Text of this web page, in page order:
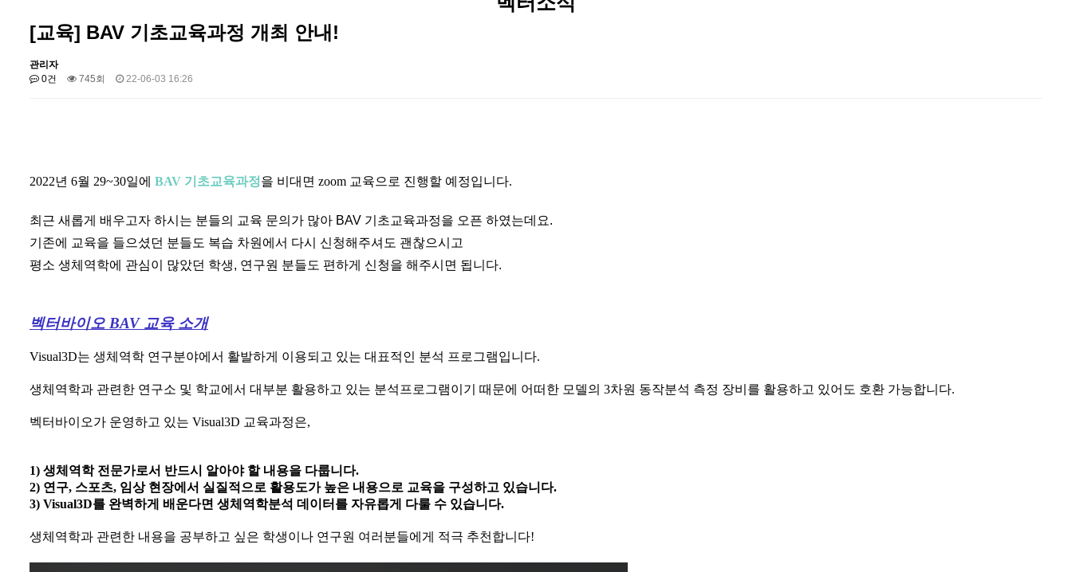
[교육] BAV 기초교육과정 개최 안내!
관리자
0건
745회 22-06-03 16:26
2022년 6월 29~30일에 BAV 기초교육과정을 비대면 zoom 교육으로 진행할 예정입니다.
최근 새롭게 배우고자 하시는 분들의 교육 문의가 많아 BAV 기초교육과정을 오픈 하였는데요.
기존에 교육을 들으셨던 분들도 복습 차원에서 다시 신청해주셔도 괜찮으시고
평소 생체역학에 관심이 많았던 학생, 연구원 분들도 편하게 신청을 해주시면 됩니다.
벡터바이오 BAV 교육 소개
Visual3D는 생체역학 연구분야에서 활발하게 이용되고 있는 대표적인 분석 프로그램입니다.
생체역학과 관련한 연구소 및 학교에서 대부분 활용하고 있는 분석프로그램이기 때문에 어떠한 모델의 3차원 동작분석 측정 장비를 활용하고 있어도 호환 가능합니다.
벡터바이오가 운영하고 있는 Visual3D 교육과정은,
1) 생체역학 전문가로서 반드시 알아야 할 내용을 다룹니다.
2) 연구, 스포츠, 임상 현장에서 실질적으로 활용도가 높은 내용으로 교육을 구성하고 있습니다.
3) Visual3D를 완벽하게 배운다면 생체역학분석 데이터를 자유롭게 다룰 수 있습니다.
생체역학과 관련한 내용을 공부하고 싶은 학생이나 연구원 여러분들에게 적극 추천합니다!